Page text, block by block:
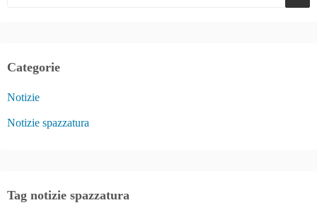
Categorie
Notizie
Notizie spazzatura
Tag notizie spazzatura